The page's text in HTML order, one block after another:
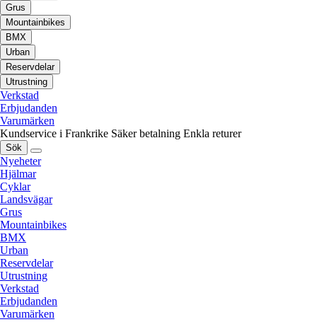
Grus
Mountainbikes
BMX
Urban
Reservdelar
Utrustning
Verkstad
Erbjudanden
Varumärken
Kundservice i Frankrike Säker betalning Enkla returer
Sök
Nyeheter
Hjälmar
Cyklar
Landsvägar
Grus
Mountainbikes
BMX
Urban
Reservdelar
Utrustning
Verkstad
Erbjudanden
Varumärken